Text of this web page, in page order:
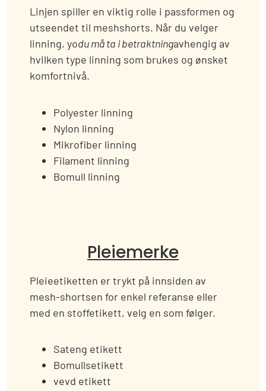
Linjen spiller en viktig rolle i passformen og
utseendet til meshshorts. Når du velger
linning, yodu må ta i betraktningavhengig av
hvilken type linning som brukes og ønsket
komfortnivå.
Polyester linning
Nylon linning
Mikrofiber linning
Filament linning
Bomull linning
Pleiemerke
Pleieetiketten er trykt på innsiden av
mesh-shortsen for enkel referanse eller
med en stoffetikett, velg en som følger.
Sateng etikett
Bomullsetikett
vevd etikett